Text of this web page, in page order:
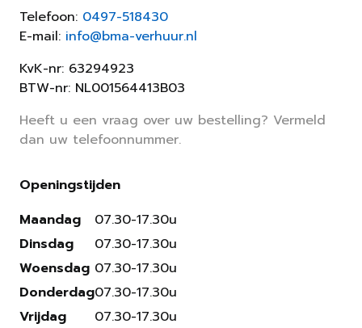
Telefoon: 0497-518430
E-mail: info@bma-verhuur.nl
KvK-nr: 63294923
BTW-nr: NL001564413B03
Heeft u een vraag over uw bestelling? Vermeld
dan uw telefoonnummer.
Openingstijden
Maandag
Dinsdag
Woensdag
Donderdag
Vrijdag
07.30-17.30u
07.30-17.30u
07.30-17.30u
07.30-17.30u
07.30-17.30u